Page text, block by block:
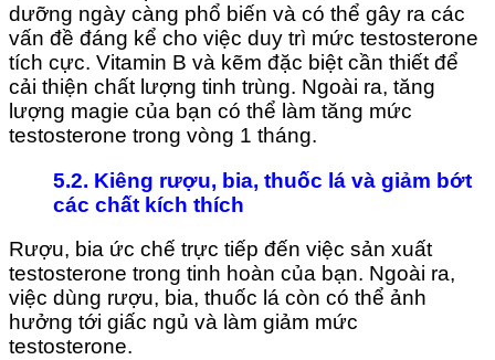
dưỡng ngày càng phổ biến và có thể gây ra các
vấn đề đáng kể cho việc duy trì mức testosterone
tích cực. Vitamin B và kẽm đặc biệt cần thiết để
cải thiện chất lượng tinh trùng. Ngoài ra, tăng
lượng magie của bạn có thể làm tăng mức
testosterone trong vòng 1 tháng.
5.2. Kiêng rượu, bia, thuốc lá và giảm bớt
các chất kích thích
Rượu, bia ức chế trực tiếp đến việc sản xuất
testosterone trong tinh hoàn của bạn. Ngoài ra,
việc dùng rượu, bia, thuốc lá còn có thể ảnh
hưởng tới giấc ngủ và làm giảm mức
testosterone.